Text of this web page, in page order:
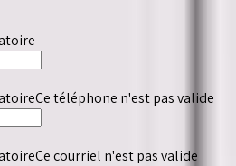
Ce téléphone n'est pas valide
Ce courriel n'est pas valide